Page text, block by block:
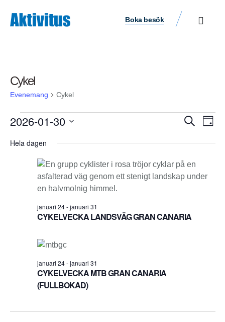
Boka besök
Cykel
Evenemang Cykel
Views
Sök
Dag
2026-01-30
datum.
Hela dagen
CYKELVECKA LANDSVÄG GRAN CANARIA
januari 24-januari 31
CYKELVECKA MTB GRAN CANARIA
(FULLBOKAD)
januari 24-januari 31